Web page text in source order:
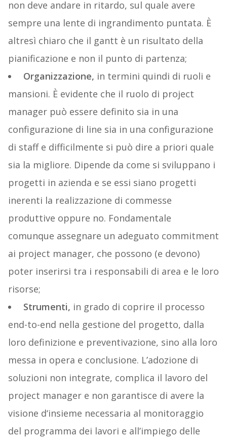
non deve andare in ritardo, sul quale avere
sempre una lente di ingrandimento puntata. È
altresì chiaro che il gantt è un risultato della
pianificazione e non il punto di partenza;
Organizzazione, in termini quindi di ruoli e
mansioni. È evidente che il ruolo di project
manager può essere definito sia in una
configurazione di line sia in una configurazione
di staff e difficilmente si può dire a priori quale
sia la migliore. Dipende da come si sviluppano i
progetti in azienda e se essi siano progetti
inerenti la realizzazione di commesse
produttive oppure no. Fondamentale
comunque assegnare un adeguato commitment
ai project manager, che possono (e devono)
poter inserirsi tra i responsabili di area e le loro
risorse;
Strumenti, in grado di coprire il processo
end-to-end nella gestione del progetto, dalla
loro definizione e preventivazione, sino alla loro
messa in opera e conclusione. L’adozione di
soluzioni non integrate, complica il lavoro del
project manager e non garantisce di avere la
visione d‘insieme necessaria al monitoraggio
del programma dei lavori e all’impiego delle